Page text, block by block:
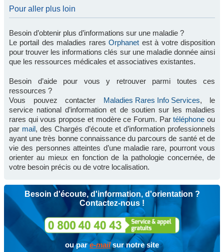
Pour aller plus loin
Besoin d’obtenir plus d’informations sur une maladie ?
Le portail des maladies raresOrphanet est à votre disposition
pour trouver les informations clés sur une maladie donnée ainsi
que les ressources médicales et associatives existantes.
Besoin d’aide pour vous y retrouver parmi toutes ces
ressources ?
Vous pouvez contacter Maladies Rares Info Services, le
service national d’information et de soutien sur les maladies
rares qui vous propose et modère ce Forum. Partéléphone ou
par mail, des Chargés d’écoute et d’information professionnels
ayant une très bonne connaissance du parcours de santé et de
vie des personnes atteintes d’une maladie rare, pourront vous
orienter au mieux en fonction de la pathologie concernée, de
votre besoin précis ou de votre localisation.
Besoin d'écoute, d'information, d'orientation ?
Contactez-nous !
ou pare-mailsur notre site